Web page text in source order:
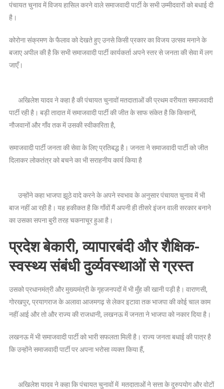
ने
नाव
डूबने
यादव
पंचायत चुनाव में विजय हासिल करने वाले समाजवादी पार्टी के सभी उम्मीदवारों को बधाई दी
है।
कोरोना संक्रमण के फैलाव को देखते हुए उनसे किसी प्रकार का विजय उत्सव मनाने के
बजाए अपील की है कि सभी समाजवादी पार्टी कार्यकर्ता अपने स्तर से जनता की सेवा में लग
जाएँ।
अखिलेश यादव ने कहा है की पंचायत चुनावों मतदाताओं की प्रथम वरीयता समाजवादी
पार्टी रही है। बड़ी तादात में समाजवादी पार्टी की जीत के साफ संकेत है कि किसानों,
नौजवानों और गाँव तक में उसकी स्वीकारिता है,
समाजवादी पार्टी जनता की सेवा के लिए प्रतिबद्ध है। जनता ने समाजवादी पार्टी को जीत
दिलाकर लोकतंत्र को बचने का भी सराहनीय कार्य किया है
उन्होंने कहा भाजपा झूठे वादे करने के अपने स्वभाव के अनुसार पंचायत चुनाव में भी
बाज नहीं आ रही है। यह हकीकत है कि गाँवों मैं अपनी ही तीसरे इंजन वाली सरकार बनाने
का उसका सपना बुरी तरह चकनाचूर हुआ है।
प्रदेश बेकारी, व्यापारबंदी और शैक्षिक-
स्वस्थ्य संबंधी दुर्व्यवस्थाओं से ग्रस्त
उसको प्रधानमंत्री और मुख्यमंत्री के गृहजनपदों में भी मुँह की खानी पड़ी है। वाराणसी,
गोरखपुर, प्रयागराज के अलावा आजमगढ़ से लेकर इटावा तक भाजपा की कोई चाल काम
नहीं आई और तो और राज्य की राजधानी, लखनऊ में जनता ने भाजपा को नकार दिया है।
लखनऊ में भी समाजवादी पार्टी को भारी सफलता मिली है। राज्य जनता बधाई की पात्र है
कि उन्होंने समाजवादी पार्टी पर अपना भरोसा व्यक्त किया हैं,
अखिलेश यादव ने कहा कि पंचायत चुनावों में मतदाताओं ने सत्ता के दुरुपयोग और वोटों